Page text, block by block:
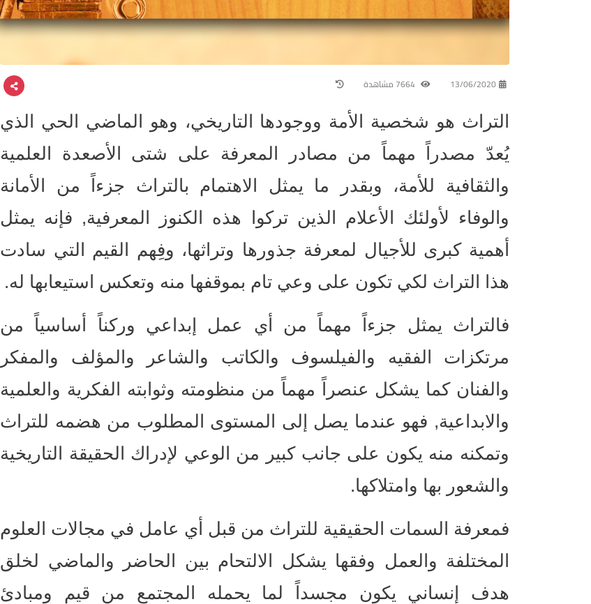
13/06/2020
التراث هو شخصية الأمة ووجودها التاريخي، وهو الماضي الحي الذي
يُعدّ مصدراً مهماً من مصادر المعرفة على شتى الأصعدة العلمية
والثقافية للأمة، وبقدر ما يمثل الاهتمام بالتراث جزءاً من الأمانة
والوفاء لأولئك الأعلام الذين تركوا هذه الكنوز المعرفية, فإنه يمثل
أهمية كبرى للأجيال لمعرفة جذورها وتراثها، وفِهم القيم التي سادت
هذا التراث لكي تكون على وعي تام بموقفها منه وتعكس استيعابها له.
فالتراث يمثل جزءاً مهماً من أي عمل إبداعي وركناً أساسياً من
مرتكزات الفقيه والفيلسوف والكاتب والشاعر والمؤلف والمفكر
والفنان كما يشكل عنصراً مهماً من منظومته وثوابته الفكرية والعلمية
والابداعية, فهو عندما يصل إلى المستوى المطلوب من هضمه للتراث
وتمكنه منه يكون على جانب كبير من الوعي لإدراك الحقيقة التاريخية
والشعور بها وامتلاكها.
فمعرفة السمات الحقيقية للتراث من قبل أي عامل في مجالات العلوم
المختلفة والعمل وفقها يشكل الالتحام بين الحاضر والماضي لخلق
هدف إنساني يكون مجسداً لما يحمله المجتمع من قيم ومبادئ